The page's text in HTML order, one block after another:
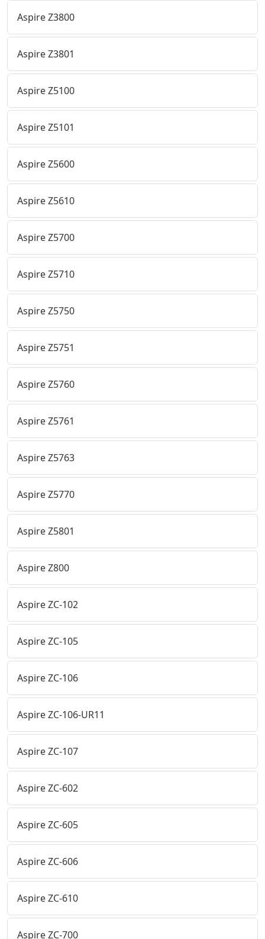
Aspire Z3800
Aspire Z3801
Aspire Z5100
Aspire Z5101
Aspire Z5600
Aspire Z5610
Aspire Z5700
Aspire Z5710
Aspire Z5750
Aspire Z5751
Aspire Z5760
Aspire Z5761
Aspire Z5763
Aspire Z5770
Aspire Z5801
Aspire Z800
Aspire ZC-102
Aspire ZC-105
Aspire ZC-106
Aspire ZC-106-UR11
Aspire ZC-107
Aspire ZC-602
Aspire ZC-605
Aspire ZC-606
Aspire ZC-610
Aspire ZC-700